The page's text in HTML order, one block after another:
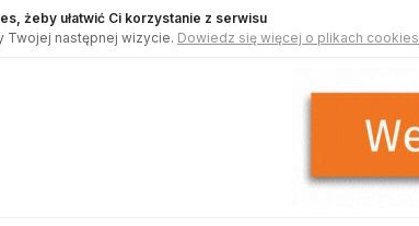
żeby ułatwić Ci korzystanie z serwisu
Twojej następnej wizycie. Dowiedz się więcej o plikach cookies